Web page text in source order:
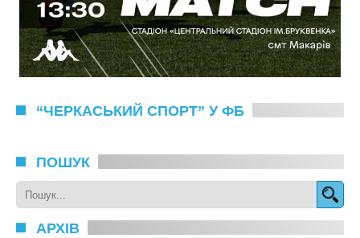
“ЧЕРКАСЬКИЙ СПОРТ” У ФБ
ПОШУК
АРХІВ